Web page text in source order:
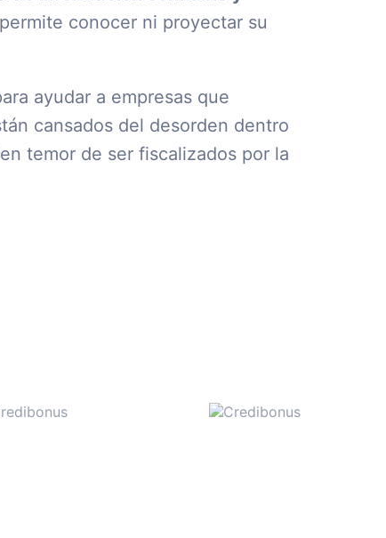
conocer ni proyectar su
ayudar a empresas que
cansados del desorden dentro
temor de ser fiscalizados por la